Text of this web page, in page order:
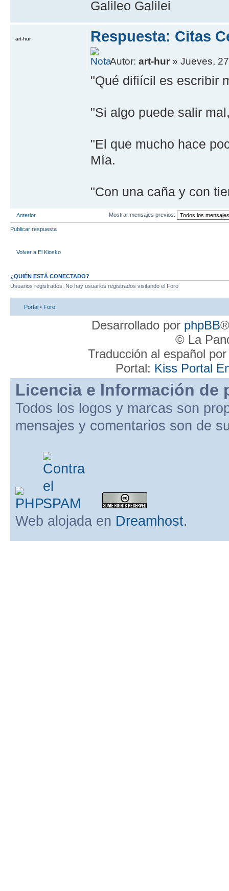
Galileo Galilei
Respuesta: Citas
Autor:art-hur » Jueves,
"Qué difií­cil es escribir
"Si algo puede salir
"El que mucho hace
Mí­a.
"Con una caña y con
art-hur
Anterior Mostrar mensajes previos:
Publicar respuesta
Volver a El Kiosko
¿QUIÉN ESTÁ CONECTADO?
Usuarios registrados: No hay usuarios registrados visitando el Foro
Portal • Foro
Desarrollado por phpBB
© La
Traducción al español
Portal: Kiss Portal
Licencia e Información de
Todos los logos y marcas son
mensajes y comentarios son de
Web alojada en Dreamhost.